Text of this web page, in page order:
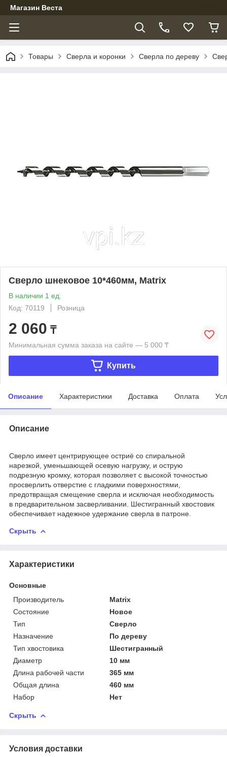
Магазин Веста
Товары Сверла и коронки Сверла по дереву
Сверло шнековое 10*460мм, Matrix
В наличии 1 ед.
Код: 70119
Розница
2 060 ₸
Минимальная сумма заказа на сайте — 5 000 ₸
Купить
Описание Характеристики Доставка Оплата
Описание
Сверло имеет центрирующее остриё со спиральной
нарезкой, уменьшающей осевую нагрузку, и острую
подрезную кромку, которая позволяет с высокой точностью
просверлить отверстие с гладкими поверхностями,
предотвращая смещение сверла и исключая необходимость
в предварительном засверливании. Шестигранный хвостовик
обеспечивает надежное удержание сверла в патроне.
Скрыть
Характеристики
Основные
Производитель
Matrix
Состояние
Новое
Тип
Сверло
Назначение
По дереву
Тип хвостовика
Шестигранный
Диаметр
10 мм
Длина рабочей части
365 мм
Общая длина
460 мм
Набор
Нет
Скрыть
Условия доставки